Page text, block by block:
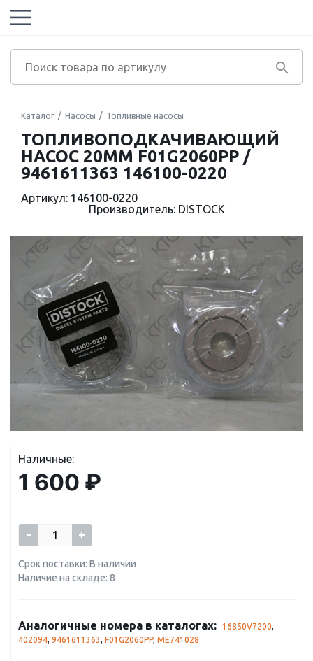
Каталог Насосы Топливные насосы
ТОПЛИВОПОДКАЧИВАЮЩИЙ
НАСОС 20MM F01G2060PP /
9461611363 146100-0220
Артикул: 146100-0220
Производитель: DISTOCK
Наличные:
1 600 ₽
- +
Срок поставки: В наличии
Наличие на складе: 8
Аналогичные номера в каталогах: 16850V7200,
402094, 9461611363, F01G2060PP, ME741028